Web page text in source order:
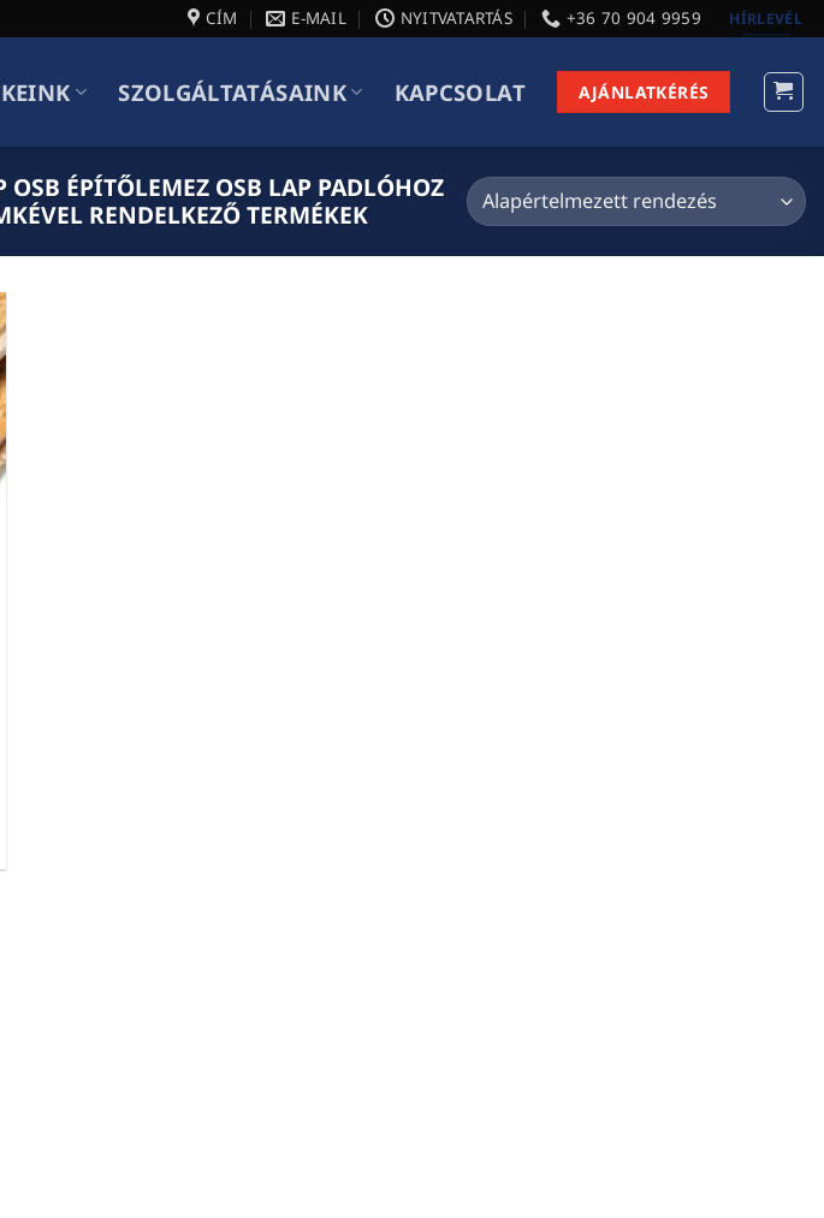
CÍM E-MAIL NYITVATARTÁS +36 70 904 9959 HÍRLEVÉL
SZOLGÁLTATÁSAINK KAPCSOLAT AJÁNLATKÉRÉS
ÉPÍTŐLEMEZ OSB LAP PADLÓHOZ
RENDELKEZŐ TERMÉKEK
mennyiség